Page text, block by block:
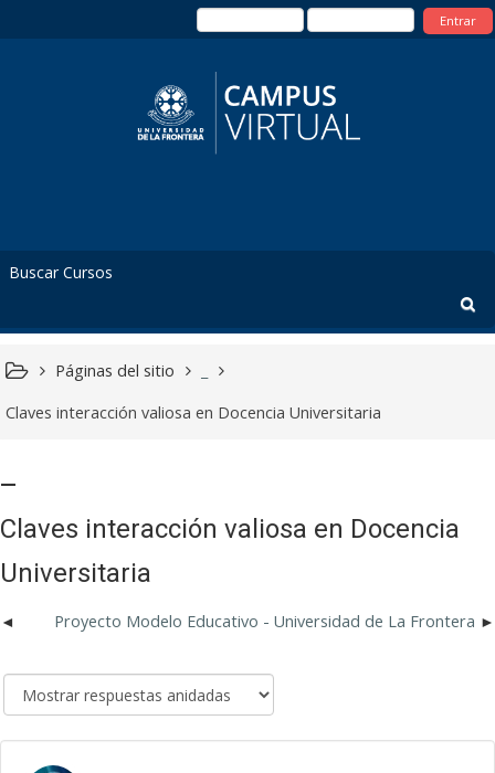
Entrar
Páginas del sitio
Claves interacción valiosa en Docencia Universitaria
Claves interacción valiosa en Docencia
Universitaria
Proyecto Modelo Educativo - Universidad de La Frontera